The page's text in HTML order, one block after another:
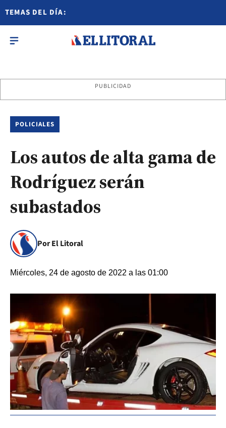
TEMAS DEL DÍA:
PUBLICIDAD
POLICIALES
Los autos de alta gama de
Rodríguez serán
subastados
Por El Litoral
Miércoles, 24 de agosto de 2022 a las 01:00